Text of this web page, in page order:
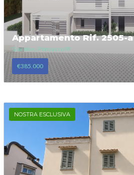
Appartamento Rif. 2505-a
Giardino, Ponsacco PI
€385.000
NOSTRA ESCLUSIVA